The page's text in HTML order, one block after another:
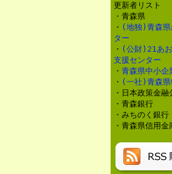
更新者リスト
・青森県
・ (地独)青森県
ター
・ (公財)21あ
支援センター
・ 青森県中小企
・ (一社)青森県
・日本政策金
・青森銀行
・みちのく銀行
・青森県信用金